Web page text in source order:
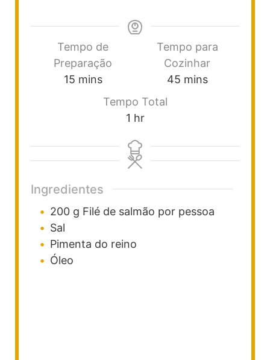
Tempo de
Preparação
15 mins
Tempo para
Cozinhar
45 mins
Tempo Total
1 hr
Ingredientes
200 g Filé de salmão por pessoa
Sal
Pimenta do reino
Óleo